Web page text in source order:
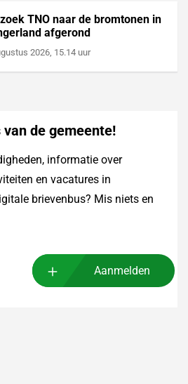
TNO naar de bromtonen in
afgerond
2026, 15.14 uur
de gemeente!
informatie over
en vacatures in
brievenbus? Mis niets en
Aanmelden